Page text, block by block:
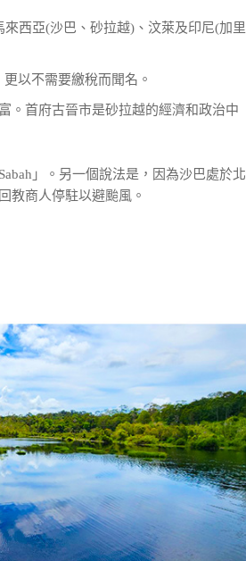
西亞(沙巴、砂拉越)、汶萊及印尼(加里
以不需要繳稅而聞名。
。首府古晉市是砂拉越的經濟和政治中
」。另一個說法是，因為沙巴處於北
教商人停駐以避颱風。